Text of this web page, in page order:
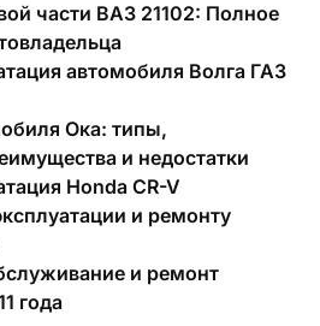
части ВАЗ 21102: Полное
автомобиля Волга ГАЗ
Ока: типы,
и недостатки
Honda CR-V
и ремонту
и ремонт
года